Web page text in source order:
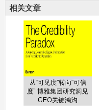
相关文章
从“可见度”转向“可信
度” 博雅集团研究洞见
GEO关键鸿沟